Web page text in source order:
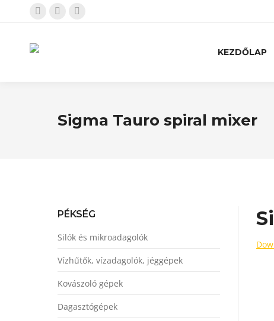
KEZDŐLAP
Sigma Tauro spiral mixer
PÉKSÉG
Silók és mikroadagolók
Vízhűtők, vízadagolók, jéggépek
Kovászoló gépek
Dagasztógépek